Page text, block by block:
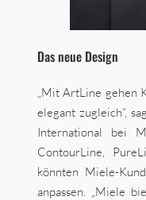
Das neue Design
„Mit ArtLine gehen
elegant zugleich“,
International bei
ContourLine,
könnten Miele-
anpassen. „Miele